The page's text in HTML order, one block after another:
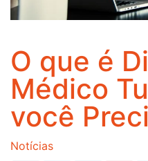
O que é
Médico
você
Notícias